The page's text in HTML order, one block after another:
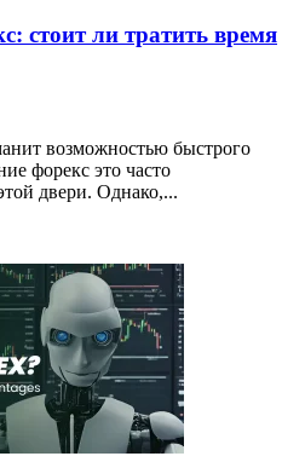
стоит ли тратить время
возможностью быстрого
форекс это часто
двери. Однако,...